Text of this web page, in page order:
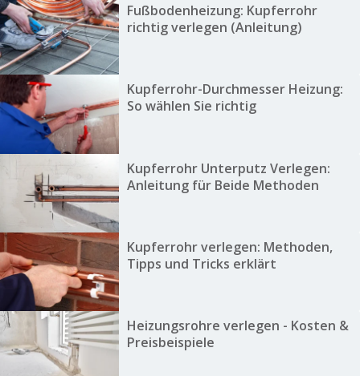
Fußbodenheizung: Kupferrohr
richtig verlegen (Anleitung)
Kupferrohr-Durchmesser Heizung:
So wählen Sie richtig
Kupferrohr Unterputz Verlegen:
Anleitung für Beide Methoden
Kupferrohr verlegen: Methoden,
Tipps und Tricks erklärt
Heizungsrohre verlegen - Kosten &
Preisbeispiele